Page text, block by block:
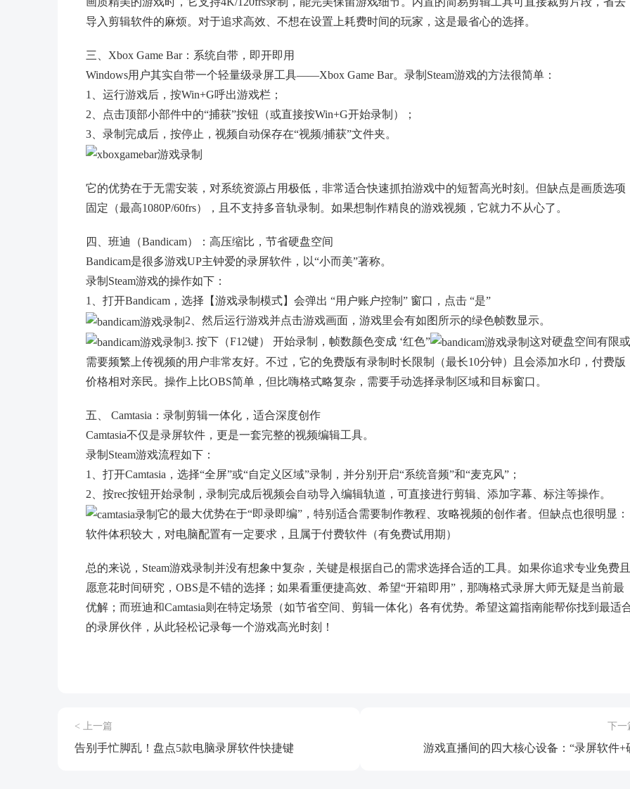
导入剪辑软件的麻烦。对于追求高效、不想在设置上耗费时间的玩家，这是最省心的选择。
三、Xbox Game Bar：系统自带，即开即用
Windows用户其实自带一个轻量级录屏工具——Xbox Game Bar。录制Steam游戏的方法很简单：
1、运行游戏后，按Win+G呼出游戏栏；
2、点击顶部小部件中的“捕获”按钮（或直接按Win+G开始录制）；
3、录制完成后，按停止，视频自动保存在“视频/捕获”文件夹。
它的优势在于无需安装，对系统资源占用极低，非常适合快速抓拍游戏中的短暂高光时刻。但缺点是画质选项
固定（最高1080P/60frs），且不支持多音轨录制。如果想制作精良的游戏视频，它就力不从心了。
四、班迪（Bandicam）：高压缩比，节省硬盘空间
Bandicam是很多游戏UP主钟爱的录屏软件，以“小而美”著称。
录制Steam游戏的操作如下：
1、打开Bandicam，选择【游戏录制模式】会弹出 “用户账户控制” 窗口，点击 “是”
2、然后运行游戏并点击游戏画面，游戏里会有如图所示的绿色帧数显示。
3. 按下（F12键） 开始录制，帧数颜色变成 ‘红色”
这对硬盘空间有限或
需要频繁上传视频的用户非常友好。不过，它的免费版有录制时长限制（最长10分钟）且会添加水印，付费版
价格相对亲民。操作上比OBS简单，但比嗨格式略复杂，需要手动选择录制区域和目标窗口。
五、 Camtasia：录制剪辑一体化，适合深度创作
Camtasia不仅是录屏软件，更是一套完整的视频编辑工具。
录制Steam游戏流程如下：
1、打开Camtasia，选择“全屏”或“自定义区域”录制，并分别开启“系统音频”和“麦克风”；
2、按rec按钮开始录制，录制完成后视频会自动导入编辑轨道，可直接进行剪辑、添加字幕、标注等操作。
它的最大优势在于“即录即编”，特别适合需要制作教程、攻略视频的创作者。但缺点也很明显：
软件体积较大，对电脑配置有一定要求，且属于付费软件（有免费试用期）
总的来说，Steam游戏录制并没有想象中复杂，关键是根据自己的需求选择合适的工具。如果你追求专业免费且
愿意花时间研究，OBS是不错的选择；如果看重便捷高效、希望“开箱即用”，那嗨格式录屏大师无疑是当前最
优解；而班迪和Camtasia则在特定场景（如节省空间、剪辑一体化）各有优势。希望这篇指南能帮你找到最适
的录屏伙伴，从此轻松记录每一个游戏高光时刻！
< 上一篇
告别手忙脚乱！盘点5款电脑录屏软件快捷键
下一
游戏直播间的四大核心设备：“录屏软件+